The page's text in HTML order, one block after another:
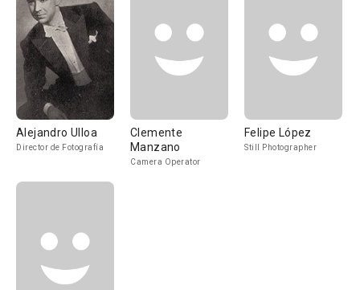
Alejandro Ulloa
Director de Fotografía
Clemente
Manzano
Camera Operator
Felipe López
Still Photographer